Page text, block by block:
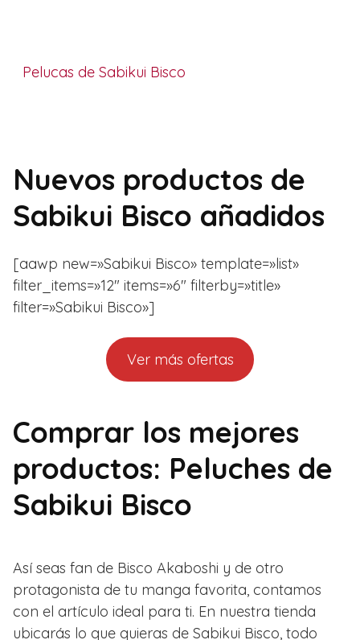
Pelucas de Sabikui Bisco
Nuevos productos de
Sabikui Bisco añadidos
[aawp new=»Sabikui Bisco» template=»list»
filter_items=»12″ items=»6″ filterby=»title»
filter=»Sabikui Bisco»]
Ver más ofertas
Comprar los mejores
productos: Peluches de
Sabikui Bisco
Así seas fan de Bisco Akaboshi y de otro
protagonista de tu manga favorita, contamos
con el artículo ideal para ti. En nuestra tienda
ubicarás lo que quieras de Sabikui Bisco, todo